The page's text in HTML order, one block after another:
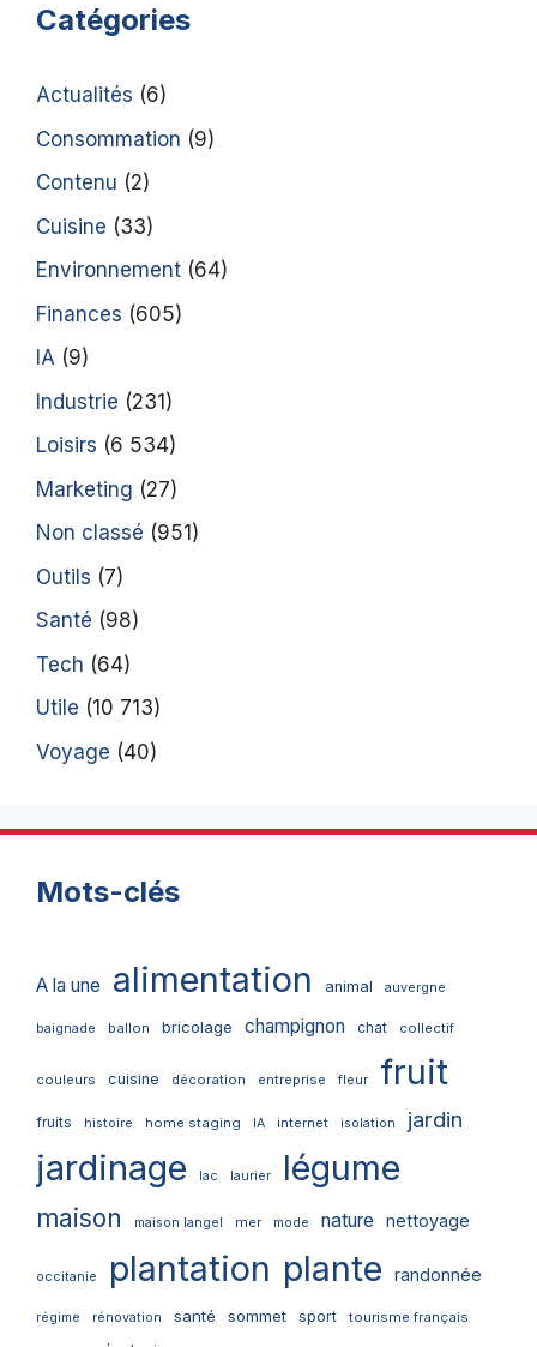
Catégories
Actualités (6)
Consommation (9)
Contenu (2)
Cuisine (33)
Environnement (64)
Finances (605)
IA (9)
Industrie (231)
Loisirs (6 534)
Marketing (27)
Non classé (951)
Outils (7)
Santé (98)
Tech (64)
Utile (10 713)
Voyage (40)
Mots-clés
A la une alimentation animal auvergne
baignade ballon bricolage champignon chat collectif
couleurs cuisine décoration entreprise fleur fruit
fruits histoire home staging IA internet isolation jardin
jardinage lac laurier légume
maison maison langel mer mode nature nettoyage
occitanie plantation plante randonnée
régime rénovation santé sommet sport tourisme français